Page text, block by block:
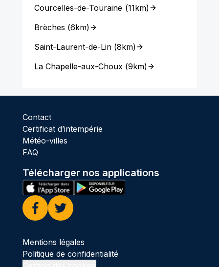
Courcelles-de-Touraine (11km)
Brèches (6km)
Saint-Laurent-de-Lin(8km)
La Chapelle-aux-Choux(9km)
Contact
Certificat d’intempérie
Météo-villes
FAQ
Télécharger nos applications
Facebook
Twitter
Mentions légales
Politique de confidentialité